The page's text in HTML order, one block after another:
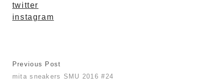
twitter
instagram
Previous Post
mita sneakers SMU 2016 #24